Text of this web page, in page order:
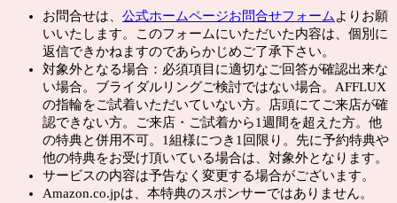
お問合せは、 公式ホームページお問合せフォームよりお願
いいたします。このフォームにいただいた内容は、個別に
返信できかねますのであらかじめご了承下さい。
対象外となる場合：必須項目に適切なご回答が確認出来な
い場合。ブライダルリングご検討ではない場合。AFFLUX
の指輪をご試着いただいていない方。店頭にてご来店が確
認できない方。ご来店・ご試着から1週間を超えた方。他
の特典と併用不可。1組様につき1回限り。先に予約特典や
他の特典をお受け頂いている場合は、対象外となります。
サービスの内容は予告なく変更する場合がございます。
Amazon.co.jpは、本特典のスポンサーではありません。